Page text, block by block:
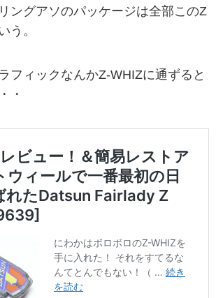
ングアソのパッケージは全部このZ
う。
フィックなんかZ-WHIZに通ずると
・